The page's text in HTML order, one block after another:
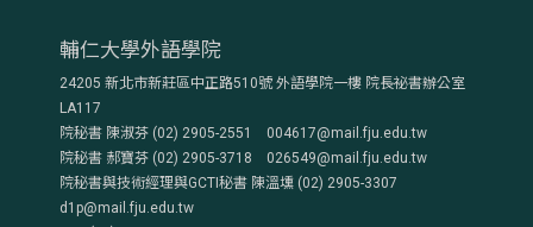
輔仁大學外語學院
24205 新北市新莊區中正路510號 外語學院一樓 院長祕書辦公室
LA117
院秘書 陳淑芬 (02) 2905-2551 004617@mail.fju.edu.tw
院秘書 郝寶芬 (02) 2905-3718 026549@mail.fju.edu.tw
院秘書與技術經理與GCTI秘書 陳溫壎 (02) 2905-3307
d1p@mail.fju.edu.tw